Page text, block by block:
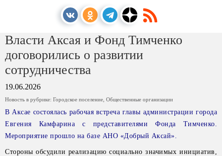
Власти Аксая и Фонд Тимченко
договорились о развитии
сотрудничества
19.06.2026
Новость в рубрике: Городское поселение Общественные организации
В Аксае состоялась рабочая встреча главы администрации города
Евгения Камфарина с представителями Фонда Тимченко.
Мероприятие прошло на базе АНО «Добрый Аксай».
Стороны обсудили реализацию социально значимых инициатив,